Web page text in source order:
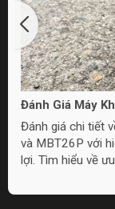
Đánh Giá Máy
MBT26P
Đánh giá chi tiết
và MBT26P với
lợi. Tìm hiểu về